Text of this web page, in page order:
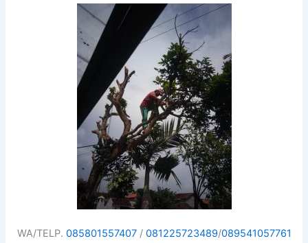
WA/TELP. 085801557407/ 081225723489/089541057761